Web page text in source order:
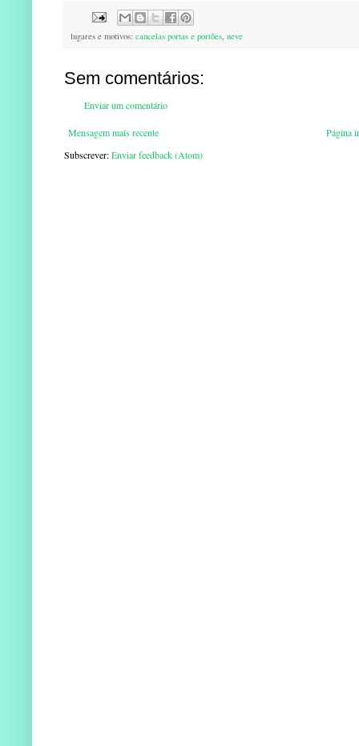
lugares e motivos: cancelas portas e portões neve
Sem comentários:
Enviar um comentário
Mensagem mais recente
Página
Subscrever:Enviar feedback (Atom)